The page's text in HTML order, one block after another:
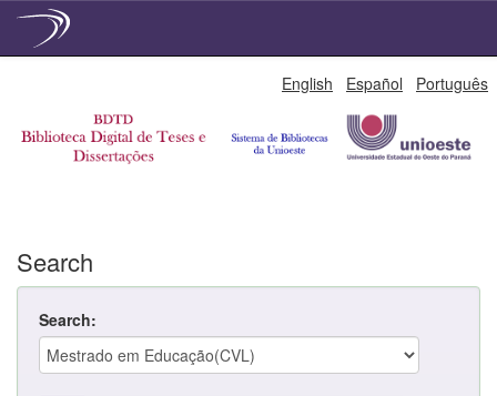
English Español Português
Search
Search: